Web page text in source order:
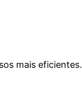
mais eficientes.